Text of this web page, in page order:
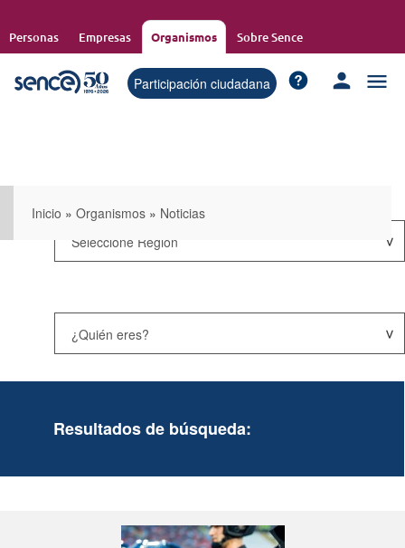
contenido
Personas Empresas Organismos Sobre Sence
Participación ciudadana
Inicio » Organismos » Noticias
Resultados de búsqueda: